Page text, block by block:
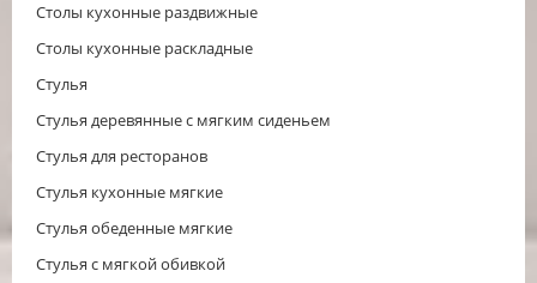
Столы кухонные раздвижные
Столы кухонные раскладные
Стулья
Стулья деревянные с мягким сиденьем
Стулья для ресторанов
Стулья кухонные мягкие
Стулья обеденные мягкие
Стулья с мягкой обивкой